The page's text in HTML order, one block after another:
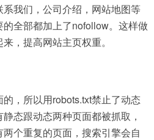
我们，公司介绍，网站地图等
全部都加上了nofollow。这样做
，提高网站主页权重。
，所以用robots.txt禁止了动态
态跟动态两种页面都被抓取，
个重复的页面，搜索引擎会自